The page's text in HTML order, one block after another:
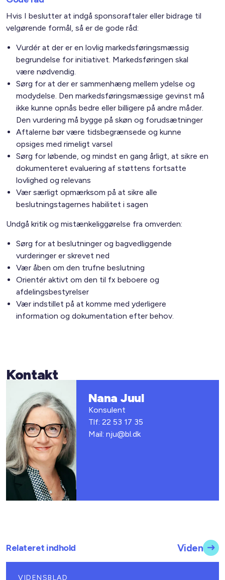
Hvis I beslutter at indgå sponsoraftaler eller bidrage til
velgørende formål, så er de gode råd:
Vurdér at der er en lovlig markedsføringsmæssig
begrundelse for initiativet. Markedsføringen skal
være nødvendig.
Sørg for at der er sammenhæng mellem ydelse og
modydelse. Den markedsføringsmæssige gevinst må
ikke kunne opnås bedre eller billigere på andre måder.
Den vurdering må bygge på skøn og forudsætninger
Aftalerne bør være tidsbegrænsede og kunne
opsiges med rimeligt varsel
Sørg for løbende, og mindst en gang årligt, at sikre en
dokumenteret evaluering af støttens fortsatte
lovlighed og relevans
Vær særligt opmærksom på at sikre alle
beslutningstagernes habilitet i sagen
Undgå kritik og mistænkeliggørelse fra omverden:
Sørg for at beslutninger og bagvedliggende
vurderinger er skrevet ned
Vær åben om den trufne beslutning
Orientér aktivt om den til fx beboere og
afdelingsbestyrelser
Vær indstillet på at komme med yderligere
information og dokumentation efter behov.
Kontakt
Nana Juul
Konsulent
Tlf: 22 53 17 35
Mail: nju@bl.dk
Relateret indhold Viden
VIDENSBLAD